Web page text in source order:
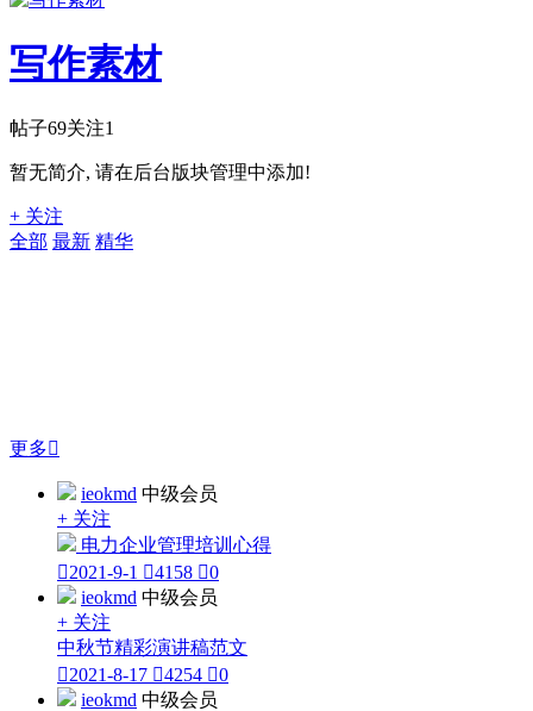
写作素材
帖子69关注1
暂无简介, 请在后台版块管理中添加!
+ 关注
全部 最新 精华
更多
ieokmd 中级会员
+ 关注
电力企业管理培训心得
2021-9-1 4158 0
ieokmd 中级会员
+ 关注
中秋节精彩演讲稿范文
2021-8-17 4254 0
ieokmd 中级会员